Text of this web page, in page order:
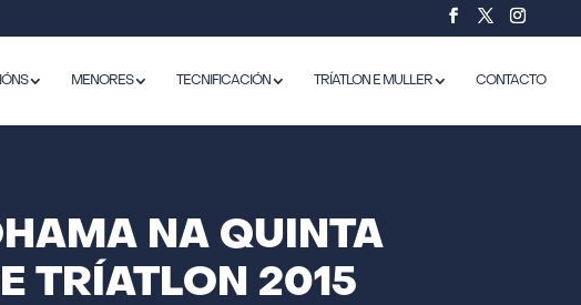
MENORES TECNIFICACIÓN TRÍATLON E MULLER CONTACTO
NA QUINTA
TRÍATLON 2015